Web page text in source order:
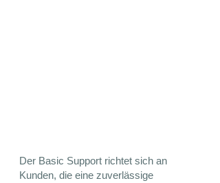
Der Basic Support richtet sich an
Kunden, die eine zuverlässige